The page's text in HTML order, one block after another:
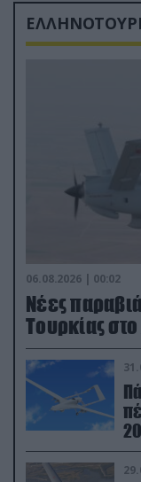
06.08.2026 | 00:02
Νέες
Τουρκίας στο